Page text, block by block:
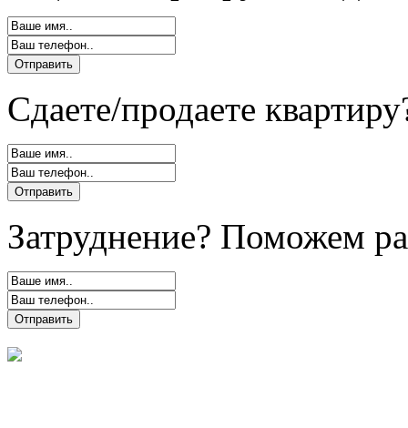
Сдаете/продаете
Затруднение? Поможем